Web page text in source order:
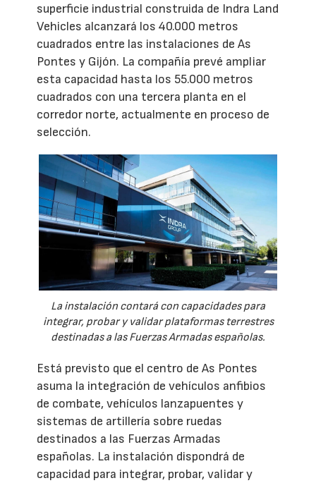
superficie industrial construida de Indra Land
Vehicles alcanzará los 40.000 metros
cuadrados entre las instalaciones de As
Pontes y Gijón. La compañía prevé ampliar
esta capacidad hasta los 55.000 metros
cuadrados con una tercera planta en el
corredor norte, actualmente en proceso de
selección.
La instalación contará con capacidades para
integrar, probar y validar plataformas terrestres
destinadas a las Fuerzas Armadas españolas.
Está previsto que el centro de As Pontes
asuma la integración de vehículos anfibios
de combate, vehículos lanzapuentes y
sistemas de artillería sobre ruedas
destinados a las Fuerzas Armadas
españolas. La instalación dispondrá de
capacidad para integrar, probar, validar y